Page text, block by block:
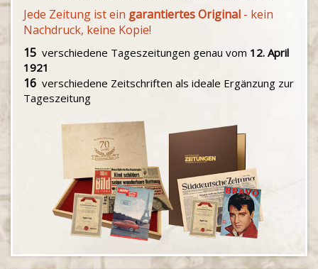
Jede Zeitung ist ein garantiertes Original - kein
Nachdruck, keine Kopie!
15 verschiedene Tageszeitungen genau vom 12. April
1921
16 verschiedene Zeitschriften als ideale Ergänzung zur
Tageszeitung